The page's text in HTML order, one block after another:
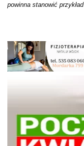
powinna stanowić